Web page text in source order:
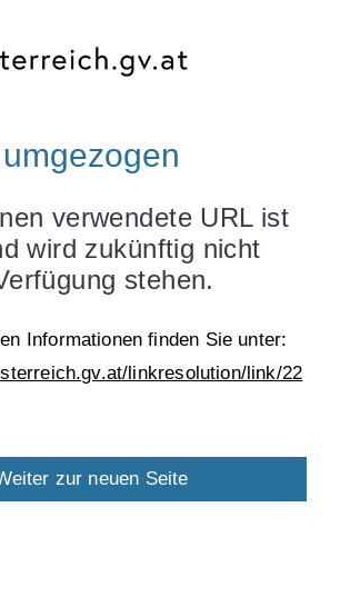
verwendete URL ist
wird zukünftig nicht
stehen.
Informationen finden Sie unter:
linkresolution/link/22
zur neuen Seite